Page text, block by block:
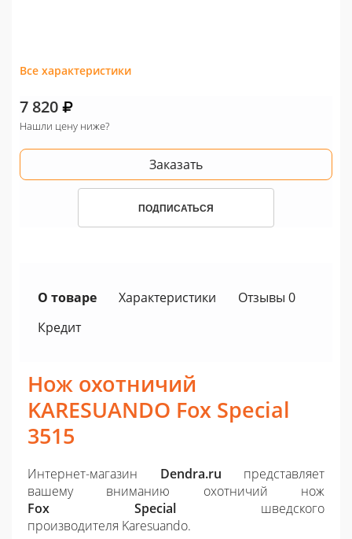
Все характеристики
7 820
Нашли цену ниже?
Заказать
ПОДПИСАТЬСЯ
О товаре Характеристики
Отзывы 0
Кредит
Нож охотничий
KARESUANDO Fox Special
3515
Интернет-магазин Dendra.ru представляет
вашему вниманию охотничий нож
Fox Special шведского
производителя Karesuando.